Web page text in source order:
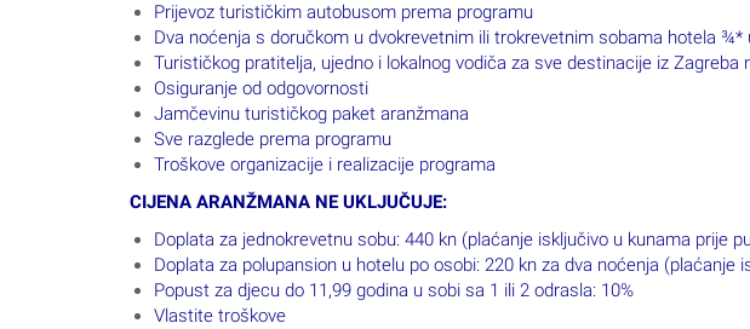
Prijevoz turističkim autobusom prema programu
Dva noćenja s doručkom u dvokrevetnim ili trokrevetnim sobama hotela ¾*
Turističkog pratitelja, ujedno i lokalnog vodiča za sve destinacije iz Zagreba
Osiguranje od odgovornosti
Jamčevinu turističkog paket aranžmana
Sve razglede prema programu
Troškove organizacije i realizacije programa
CIJENA ARANŽMANA NE UKLJUČUJE:
Doplata za jednokrevetnu sobu: 440 kn (plaćanje isključivo u kunama prije
Doplata za polupansion u hotelu po osobi: 220 kn za dva noćenja (plaćanje
Popust za djecu do 11,99 godina u sobi sa 1 ili 2 odrasla: 10%
Vlastite troškove